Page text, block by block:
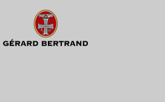
Héritage An 990 – Vin Rouge Fitou –